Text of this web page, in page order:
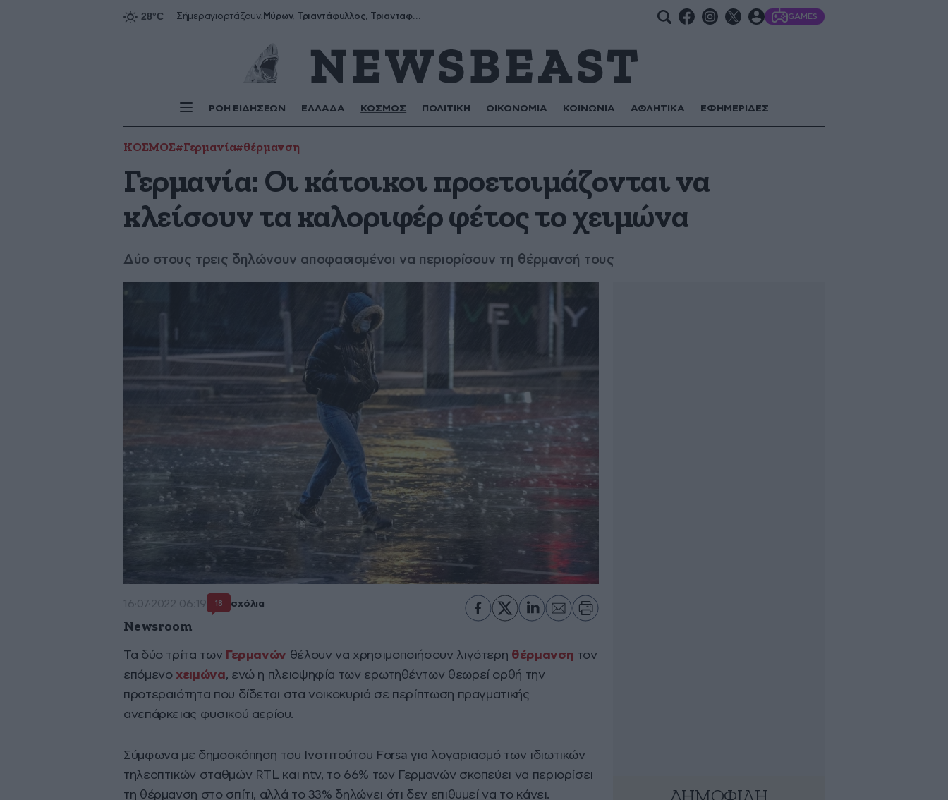
Σήμεραγιορτάζουν: Μύρων, Τριαντάφυλλος, Τριανταφυλλιά, Φυλλιώ, Ρόζα GAMES
ΡΟΗ ΕΙΔΗΣΕΩΝ ΕΛΛΑΔΑ ΚΟΣΜΟΣ ΠΟΛΙΤΙΚΗ ΟΙΚΟΝΟΜΙΑ ΚΟΙΝΩΝΙΑ ΑΘΛΗΤΙΚΑ ΕΦΗΜΕΡΙΔΕΣ
ΚΟΣΜΟΣ#Γερμανία#θέρμανση
Γερμανία: Οι κάτοικοι προετοιμάζονται να
κλείσουν τα καλοριφέρ φέτος το χειμώνα
Δύο στους τρεις δηλώνουν αποφασισμένοι να περιορίσουν τη θέρμανσή τους
16·07·2022 06:19 18 σχόλια
Newsroom
Τα δύο τρίτα των Γερμανών θέλουν να χρησιμοποιήσουν λιγότερη θέρμανση τον
επόμενο χειμώνα, ενώ η πλειοψηφία των ερωτηθέντων θεωρεί ορθή την
προτεραιότητα που δίδεται στα νοικοκυριά σε περίπτωση πραγματικής
ανεπάρκειας φυσικού αερίου.
Σύμφωνα με δημοσκόπηση του Ινστιτούτου Forsa για λογαριασμό των ιδιωτικών
τηλεοπτικών σταθμών RTL και ntv, το 66% των Γερμανών σκοπεύει να περιορίσει
τη θέρμανση στο σπίτι, αλλά το 33% δηλώνει ότι δεν επιθυμεί να το κάνει.